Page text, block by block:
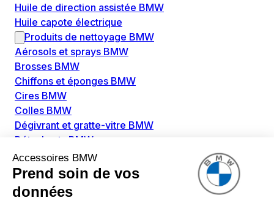
Huile de direction assistée BMW
Huile capote électrique
Produits de nettoyage BMW
Aérosols et sprays BMW
Brosses BMW
Chiffons et éponges BMW
Cires BMW
Colles BMW
Dégivrant et gratte-vitre BMW
Détachants BMW
Disolvants BMW
Lubrifiants BMW
Nettoyant intérieur BMW
Nettoyant extérieur BMW